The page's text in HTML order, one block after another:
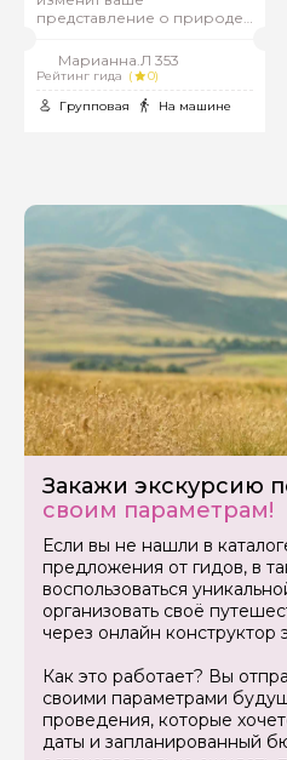
представление о природе
Марианна.Л 353
Рейтинг гида (
0)
Групповая
На машине
Закажи экскурсию
своим параметрам!
Если вы не нашли в
предложения от гидов, в
воспользоваться
организовать своё
через онлайн конструктор
Как это работает? Вы
своими параметрами
проведения, которые
даты и запланированный
Задайте свой вопрос
Как вас зовут
Ваша электронная почта